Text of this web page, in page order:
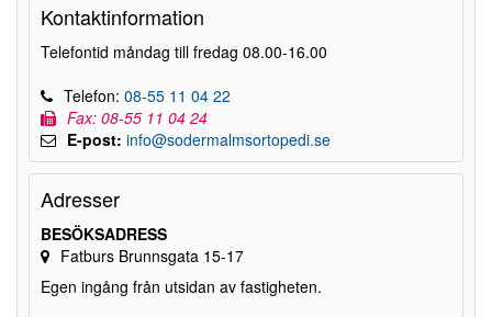
Kontaktinformation
Telefontid måndag till fredag 08.00-16.00
Telefon: 08-55 11 04 22
Fax: 08-55 11 04 24
E-post: info@sodermalmsortopedi.se
Adresser
BESÖKSADRESS
Fatburs Brunnsgata 15-17
Egen ingång från utsidan av fastigheten.